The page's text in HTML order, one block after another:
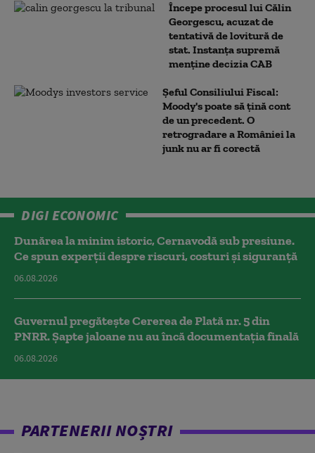
Începe procesul lui Călin
Georgescu, acuzat de
tentativă de lovitură de
stat. Instanța supremă
menține decizia CAB
Șeful Consiliului Fiscal:
Moody's poate să țină cont
de un precedent. O
retrogradare a României la
junk nu ar fi corectă
DIGI ECONOMIC
Dunărea la minim istoric, Cernavodă sub presiune.
Ce spun experții despre riscuri, costuri și siguranță
06.08.2026
Guvernul pregătește Cererea de Plată nr. 5 din
PNRR. Șapte jaloane nu au încă documentația finală
06.08.2026
PARTENERII NOȘTRI